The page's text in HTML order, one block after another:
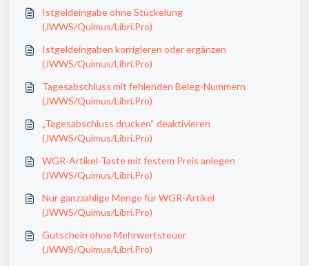
Istgeldeingabe ohne Stückelung
(JWWS/Quimus/Libri.Pro)
Istgeldeingaben korrigieren oder ergänzen
(JWWS/Quimus/Libri.Pro)
Tagesabschluss mit fehlenden Beleg-Nummern
(JWWS/Quimus/Libri.Pro)
„Tagesabschluss drucken“ deaktivieren
(JWWS/Quimus/Libri.Pro)
WGR-Artikel-Taste mit festem Preis anlegen
(JWWS/Quimus/Libri.Pro)
Nur ganzzahlige Menge für WGR-Artikel
(JWWS/Quimus/Libri.Pro)
Gutschein ohne Mehrwertsteuer
(JWWS/Quimus/Libri.Pro)